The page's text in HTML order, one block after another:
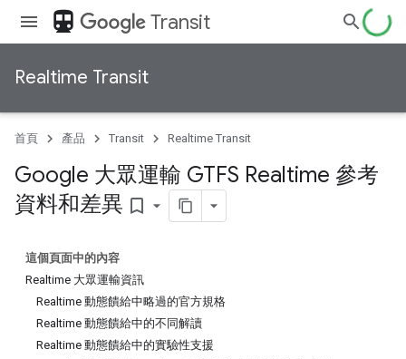
directions_transit Transit
Realtime Transit
首頁 產品 Transit Realtime Transit
Google 大眾運輸 GTFS Realtime 參考
資料和差異 bookmark_border
這個頁面中的內容
Realtime 大眾運輸資訊
Realtime 動態饋給中略過的官方規格
Realtime 動態饋給中的不同解讀
Realtime 動態饋給中的實驗性支援